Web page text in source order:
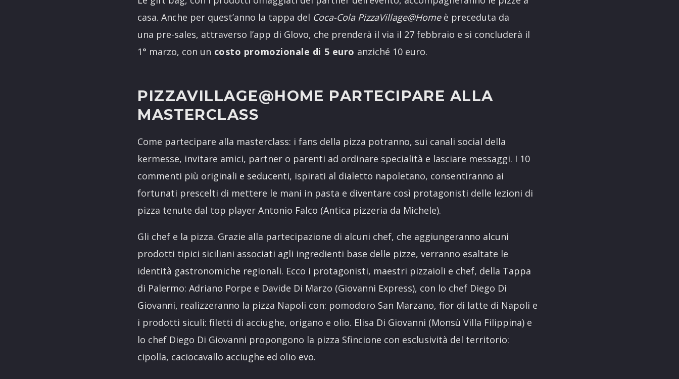
casa. Anche per quest’anno la tappa del Coca-Cola PizzaVillage@Homeè preceduta da
una pre-sales, attraverso l’app di Glovo, che prenderà il via il 27 febbraio e si concluderà il
1° marzo, con un costo promozionale di 5 euro anziché 10 euro.
PIZZAVILLAGE@HOME PARTECIPARE ALLA
MASTERCLASS
Come partecipare alla masterclass: i fans della pizza potranno, sui canali social della
kermesse, invitare amici, partner o parenti ad ordinare specialità e lasciare messaggi. I 10
commenti più originali e seducenti, ispirati al dialetto napoletano, consentiranno ai
fortunati prescelti di mettere le mani in pasta e diventare così protagonisti delle lezioni di
pizza tenute dal top player Antonio Falco (Antica pizzeria da Michele).
Gli chef e la pizza. Grazie alla partecipazione di alcuni chef, che aggiungeranno alcuni
prodotti tipici siciliani associati agli ingredienti base delle pizze, verranno esaltate le
identità gastronomiche regionali. Ecco i protagonisti, maestri pizzaioli e chef, della Tappa
di Palermo: Adriano Porpe e Davide Di Marzo (Giovanni Express), con lo chef Diego Di
Giovanni, realizzeranno la pizza Napoli con: pomodoro San Marzano, fior di latte di Napoli e
i prodotti siculi: filetti di acciughe, origano e olio. Elisa Di Giovanni (Monsù Villa Filippina) e
lo chef Diego Di Giovanni propongono la pizza Sfincione con esclusività del territorio:
cipolla, caciocavallo acciughe ed olio evo.